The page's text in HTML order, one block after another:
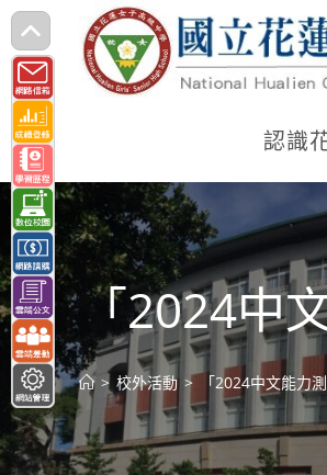
跳
轉
至
主
要
內
容
認識
「2024中
> 校外活動 > 「2024中文能力